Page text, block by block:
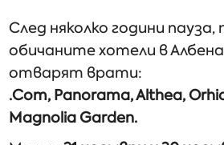
След няколко години
обичаните хотели в
отварят врати:
.Com, Panorama, Althea,
Magnolia Garden.